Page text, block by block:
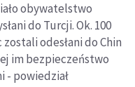
obywatelstwo
do Turcji. Ok. 100
odesłani do Chin
im bezpieczeństwo
- powiedział